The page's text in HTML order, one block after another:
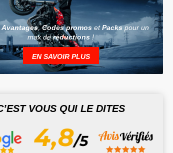
Avantages,Codes promosetPackspour un
max deréductions !
EN SAVOIR PLUS
VOUS QUI LE DITES